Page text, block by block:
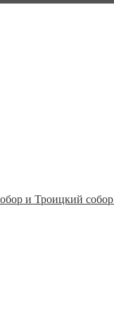
и Троицкий собор